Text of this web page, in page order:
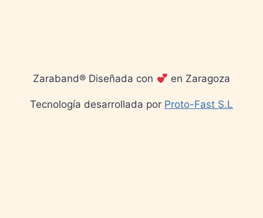
Zaraband® Diseñada con en Zaragoza
Tecnología desarrollada por Proto-Fast S.L